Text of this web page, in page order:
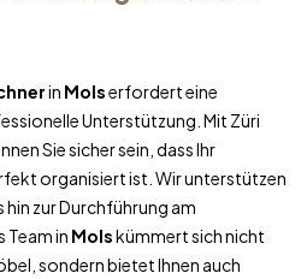
in Molserfordert eine
Unterstützung. Mit Züri
Sie sicher sein, dass Ihr
organisiert ist. Wir unterstützen
hin zur Durchführung am
Team in Molskümmert sich nicht
sondern bietet Ihnen auch